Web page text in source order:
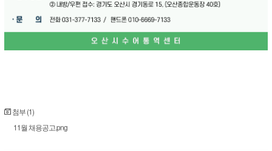
첨부 (1)
11월 채용공고.png